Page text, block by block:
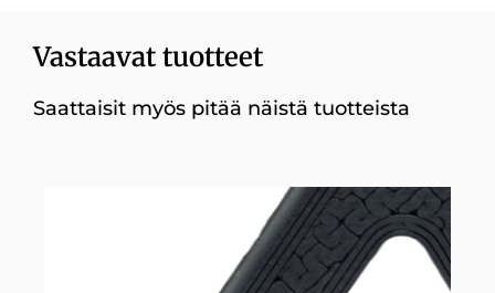
Vastaavat tuotteet
Saattaisit myös pitää näistä tuotteista